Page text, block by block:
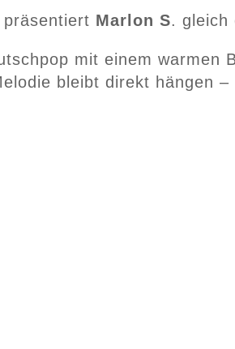
präsentiert Marlon S. gleich
mit einem warmen
bleibt direkt hängen